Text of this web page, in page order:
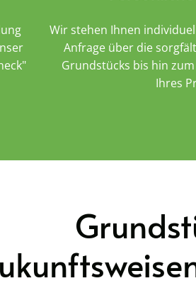
Wir stehen Ihnen
Anfrage über die
Grundstücks bis hin
Ihres